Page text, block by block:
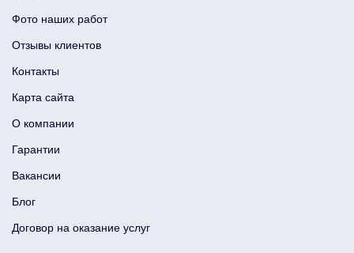
Фото наших работ
Отзывы клиентов
Контакты
Карта сайта
О компании
Гарантии
Вакансии
Блог
Договор на оказание услуг